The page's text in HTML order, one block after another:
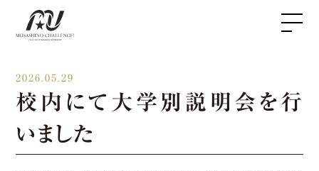
2026.05.29
校内にて大学別説明会を行
いました